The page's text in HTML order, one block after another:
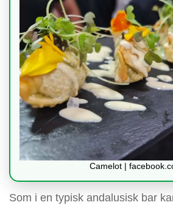
Camelot |
Som i en typisk andalusisk bar